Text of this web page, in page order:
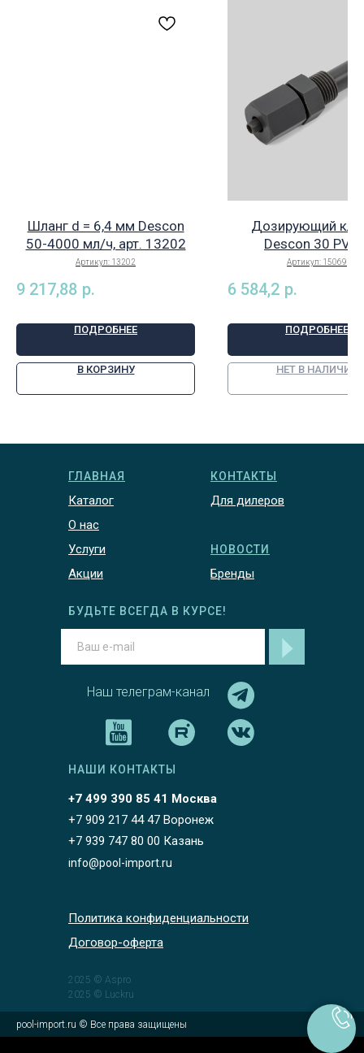
Шланг d = 6,4 мм Descon
50-4000 мл/ч, арт. 13202
Артикул: 13202
9 217,88 р.
ПОДРОБНЕЕ
В КОРЗИНУ
Дозирующий
Descon 30 PVC
подсоединением
мм, глубина
трубки 30 мм, с
Артикул: 15069
6 584,2 р.
ПОДРОБНЕЕ
НЕТ В НАЛИЧИИ
ГЛАВНАЯ
Каталог
О нас
Услуги
Акции
КОНТАКТЫ
Для дилеров
НОВОСТИ
Бренды
2025 © Aspro
2025 © Luckru
Наш телеграм-канал
БУДЬТЕ ВСЕГДА В КУРСЕ!
+7 499 390 85 41 Москва
НАШИ КОНТАКТЫ
+7 909 217 44 47 Воронеж
+7 939 747 80 00 Казань
info@pool-import.ru
Политика конфиденциальности
Договор-оферта
pool-import.ru © Все права защищены